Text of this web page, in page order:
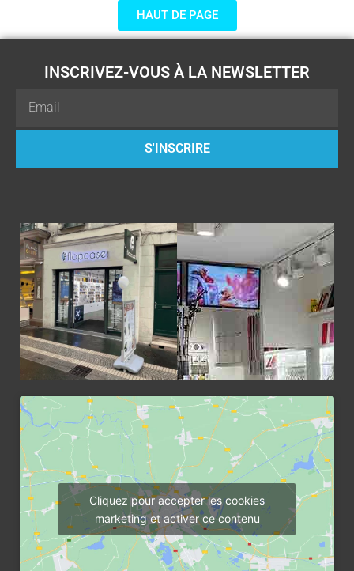
HAUT DE PAGE
INSCRIVEZ-VOUS À LA NEWSLETTER
S'INSCRIRE
Cliquez pour accepter les cookies
marketing et activer ce contenu